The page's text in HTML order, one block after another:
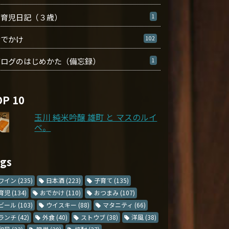
日記（３歳） 1
かけ 102
グのはじめかた（備忘録） 1
10
玉川 純米吟醸 雄町 と マスのルイ
ベ。
イン (235) 日本酒 (223) 子育て (135)
児 (134) おでかけ (110) おつまみ (107)
ール (103) ウイスキー (88) マタニティ (66)
ンチ (42) 外食 (40) ストウブ (38) 洋風 (38)